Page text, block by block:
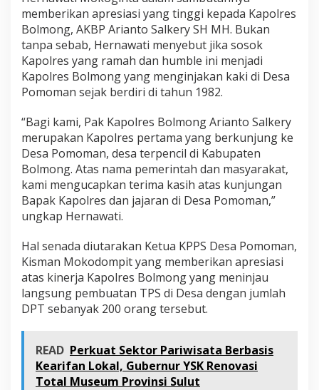
memberikan apresiasi yang tinggi kepada Kapolres
Bolmong, AKBP Arianto Salkery SH MH. Bukan
tanpa sebab, Hernawati menyebut jika sosok
Kapolres yang ramah dan humble ini menjadi
Kapolres Bolmong yang menginjakan kaki di Desa
Pomoman sejak berdiri di tahun 1982.
“Bagi kami, Pak Kapolres Bolmong Arianto Salkery
merupakan Kapolres pertama yang berkunjung ke
Desa Pomoman, desa terpencil di Kabupaten
Bolmong. Atas nama pemerintah dan masyarakat,
kami mengucapkan terima kasih atas kunjungan
Bapak Kapolres dan jajaran di Desa Pomoman,”
ungkap Hernawati.
Hal senada diutarakan Ketua KPPS Desa Pomoman,
Kisman Mokodompit yang memberikan apresiasi
atas kinerja Kapolres Bolmong yang meninjau
langsung pembuatan TPS di Desa dengan jumlah
DPT sebanyak 200 orang tersebut.
READ Perkuat Sektor Pariwisata Berbasis
Kearifan Lokal, Gubernur YSK Renovasi
Total Museum Provinsi Sulut